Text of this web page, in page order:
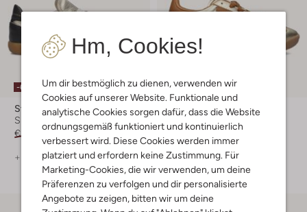
Hm, Cookies!
Um dir bestmöglich zu dienen, verwenden wir
Cookies auf unserer Website. Funktionale und
analytische Cookies sorgen dafür, dass die Website
ordnungsgemäß funktioniert und kontinuierlich
verbessert wird. Diese Cookies werden immer
platziert und erfordern keine Zustimmung. Für
Marketing-Cookies, die wir verwenden, um deine
Präferenzen zu verfolgen und dir personalisierte
Angebote zu zeigen, bitten wir um deine
-60%
Stefano Lauran
Sneaker Low
€ 149,99 € 59,99
+ mehr farben
-30%
Back70
Sneaker Low
€ 149,99 € 104,99
+ mehr farben